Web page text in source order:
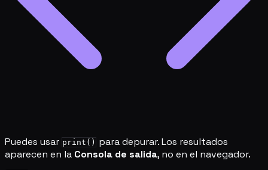
Puedes usar print() para depurar. Los resultados
aparecen en la Consola de salida, no en el navegador.